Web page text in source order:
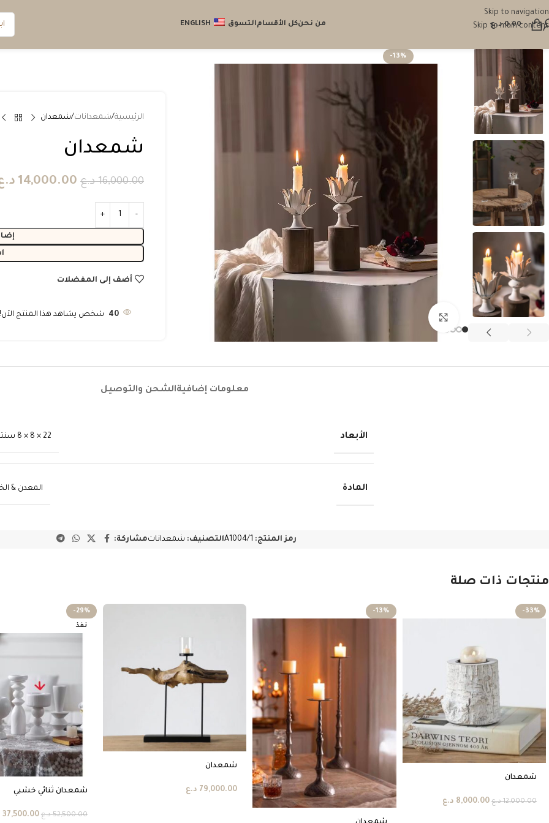
Skip to navigation
Skip to main content
0.00 د.ع من نحنكل الأقسامالتسوق ENGLISH
-13%
الرئيسية شمعدانات شمعدان
شمعدان
16,000.00 د.ع 14,000.00
أضف إلى المفضلات
40 شخص يشاهد هذا المنتج الآن!
معلومات إضافيةالشحن والتوصيل
الأبعاد 22 × 8 × 8 سنتيميتر
المادة المعدن &
رمز المنتج: A1004/1التصنيف: شمعداناتمشاركة:
منتجات ذات صلة
-33%
شمعدان
12,000.00 د.ع 8,000.00 د.ع
-13%
شمعدان
79,000.00 د.ع
-29%
نفذ
شمعدان ثنائي خشبي
52,500.00 د.ع 37,500.00